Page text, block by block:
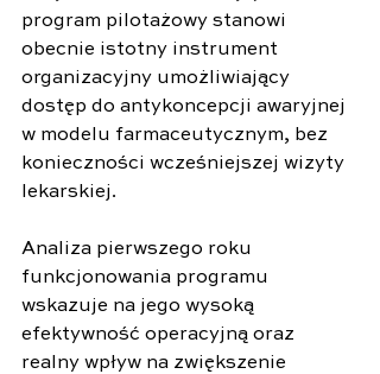
program pilotażowy stanowi
obecnie istotny instrument
organizacyjny umożliwiający
dostęp do antykoncepcji awaryjnej
w modelu farmaceutycznym, bez
konieczności wcześniejszej wizyty
lekarskiej.
Analiza pierwszego roku
funkcjonowania programu
wskazuje na jego wysoką
efektywność operacyjną oraz
realny wpływ na zwiększenie